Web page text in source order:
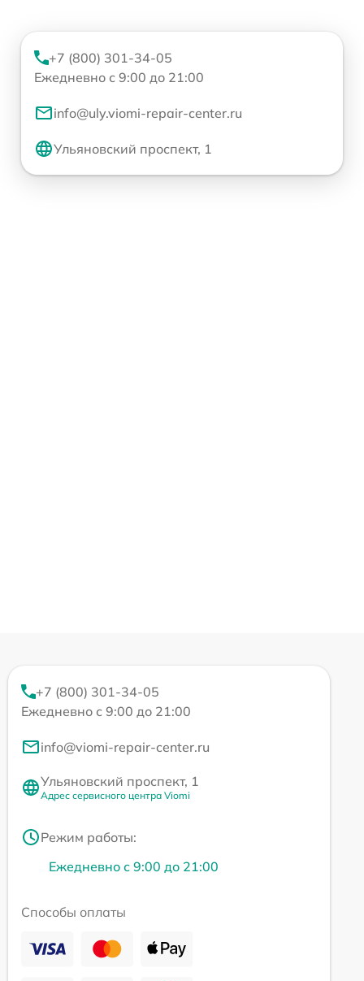
+7 (800) 301-34-05
Ежедневно с 9:00 до 21:00
info@uly.viomi-repair-center.ru
Ульяновский проспект, 1
+7 (800) 301-34-05
Ежедневно с 9:00 до 21:00
info@viomi-repair-center.ru
Ульяновский проспект, 1
Адрес сервисного центра Viomi
Режим работы:
Ежедневно с 9:00 до 21:00
Способы оплаты